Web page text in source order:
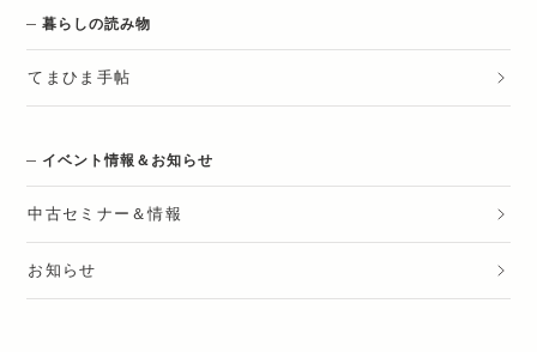
暮らしの読み物
てまひま手帖
イベント情報＆お知らせ
中古セミナー＆情報
お知らせ